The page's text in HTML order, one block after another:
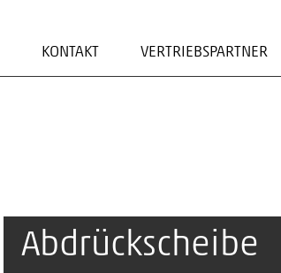
KONTAKT VERTRIEBSPARTNER
Abdrückscheibe